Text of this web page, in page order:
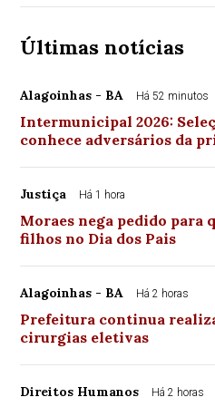
Últimas notícias
Alagoinhas - BA Há 52 minutos
Intermunicipal 2026:
conhece adversários da
Justiça Há 1 hora
Moraes nega pedido para
filhos no Dia dos Pais
Alagoinhas - BA Há 2 horas
Prefeitura continua
cirurgias eletivas
Direitos Humanos Há 2 horas